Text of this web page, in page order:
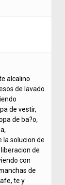
alcalino
de lavado
de vestir,
de ba?o,
la solucion de
de
con
de
te y